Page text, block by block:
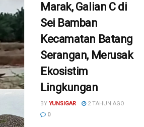
Marak, Galian C di
Sei Bamban
Kecamatan Batang
Serangan, Merusak
Ekosistim
Lingkungan
BY YUNSIGAR
2 TAHUN AGO
0